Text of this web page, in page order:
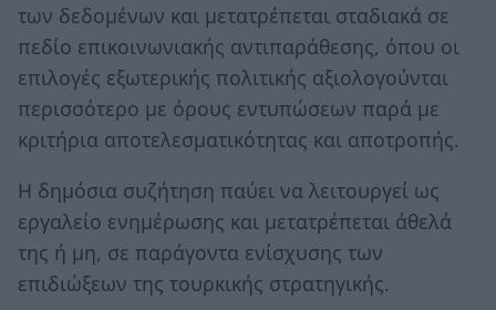
των δεδομένων και μετατρέπεται σταδιακά σε
πεδίο επικοινωνιακής αντιπαράθεσης, όπου οι
επιλογές εξωτερικής πολιτικής αξιολογούνται
περισσότερο με όρους εντυπώσεων παρά με
κριτήρια αποτελεσματικότητας και αποτροπής.
Η δημόσια συζήτηση παύει να λειτουργεί ως
εργαλείο ενημέρωσης και μετατρέπεται άθελά
της ή μη, σε παράγοντα ενίσχυσης των
επιδιώξεων της τουρκικής στρατηγικής.